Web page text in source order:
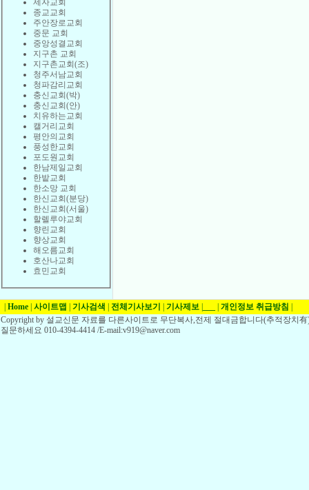
제자교회
종교교회
주안장로교회
중문 교회
중앙성결교회
지구촌 교회
지구촌교회(조)
청주서남교회
청파감리교회
충신교회(박)
충신교회(안)
치유하는교회
캘거리교회
평안의교회
풍성한교회
포도원교회
한남제일교회
한밭교회
한소망 교회
한신교회(분당)
한신교회(서울)
할렐루야교회
향린교회
향상교회
해오름교회
호산나교회
효민교회
Home 사이트맵 기사검색 전체기사보기 기사제보 개인정보 취급방침
Copyright by 설교신문 자료를 다른사이트로 무단복사,전제 절대금합니다(추적장치
질문하세요 010-4394-4414 /E-mail:v919@naver.com